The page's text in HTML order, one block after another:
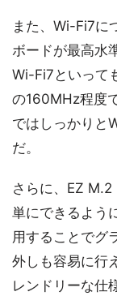
また、Wi-Fi7に
ボードが最高水
Wi-Fi7といって
の160MHz程度
ではしっかり
だ。
さらに、EZ
単にできるよう
用することでグ
外しも容易に行
レンドリーな仕